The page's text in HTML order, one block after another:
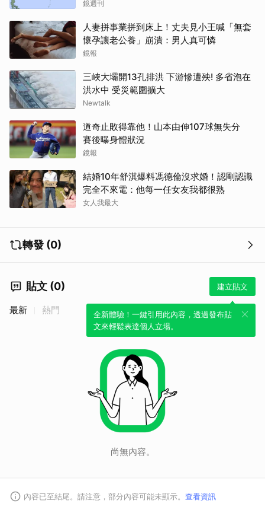
鏡週刊
人妻拼事業拼到床上！丈夫見小王喊「無套
懷孕讓老公養」崩潰：男人真可憐
鏡報
三峽大壩開13孔排洪 下游慘遭殃! 多省泡在
洪水中 受災範圍擴大
Newtalk
道奇止敗得靠他！山本由伸107球無失分
賽後曝身體狀況
鏡報
結婚10年舒淇爆料馮德倫沒求婚！認剛認識
完全不來電：他每一任女友我都很熟
女人我最大
轉發 (0)
貼文 (0) 建立貼文
全新體驗！一鍵引用此內容，透過發布貼
文來輕鬆表達個人立場。
最新 熱門
尚無內容。
內容已至結尾。請注意，部分內容可能未顯示。 查看資訊